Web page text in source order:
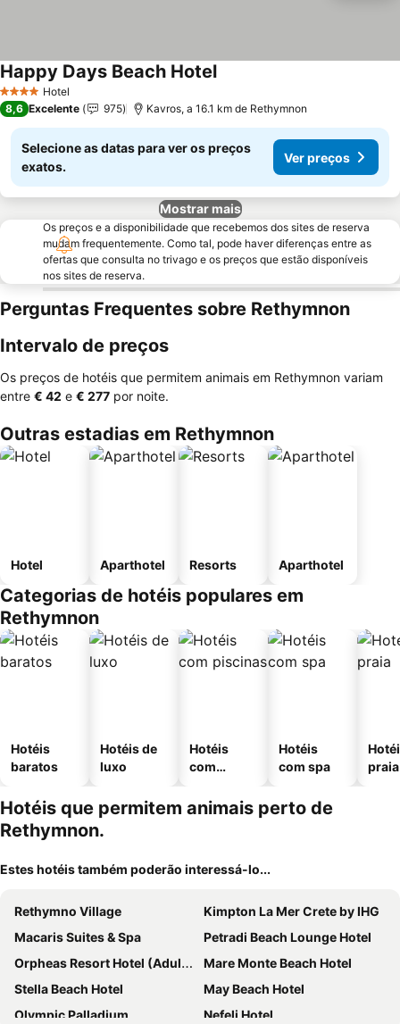
4 EstrelasHotel
Happy Days Beach Hotel
8,6 Excelente 975 Kavros, a 16.1 km de Rethymnon
Selecione as datas para ver os preços
exatos.
Ver preços
Mostrar mais
Os preços e a disponibilidade que recebemos dos sites de reserva
mudam frequentemente. Como tal, pode haver diferenças entre as
ofertas que consulta no trivago e os preços que estão disponíveis
nos sites de reserva.
Perguntas Frequentes sobre Rethymnon
Intervalo de preços
Os preços de hotéis que permitem animais em Rethymnon variam
entre ‎€ 42 e ‎€ 277 por noite.
Outras estadias em Rethymnon
Hotel Aparthotel Resorts Aparthotel
Categorias de hotéis populares em
Rethymnon
Hotéis
baratos
Hotéis de
luxo
Hotéis
com
Hotéis
com spa
praia
Hotéis que permitem animais perto de
Rethymnon.
Estes hotéis também poderão interessá-lo...
Rethymno Village
Kimpton La Mer Crete by IHG
Macaris Suites & Spa
Petradi Beach Lounge Hotel
Orpheas Resort Hotel (Adults Only)
Mare Monte Beach Hotel
Stella Beach Hotel
May Beach Hotel
Olympic Palladium
Nefeli Hotel